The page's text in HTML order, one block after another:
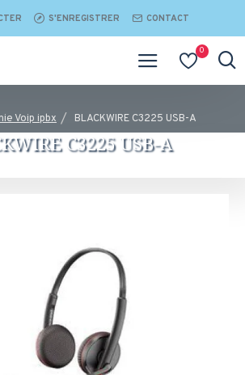
S'ENREGISTRER CONTACT
0
Voip ipbx BLACKWIRE C3225 USB-A
C3225 USB-A